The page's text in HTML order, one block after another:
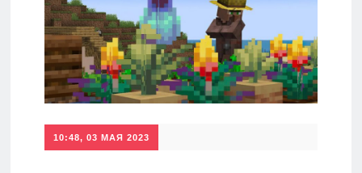
10:48, 03 МАЯ 2023